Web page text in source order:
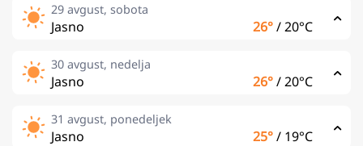
29 avgust, sobota
Jasno 26°/20°C
30 avgust, nedelja
Jasno 26°/20°C
31 avgust, ponedeljek
Jasno 25°/ 19°C